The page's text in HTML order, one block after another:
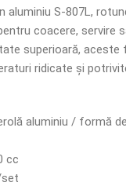
aluminiu S-807L,
coacere, servire
superioară,
ridicate și
aluminiu / formă
cc